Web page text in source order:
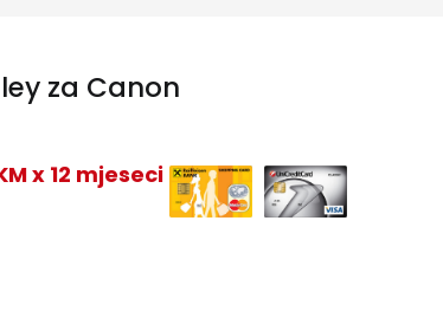
za Canon
x 12 mjeseci